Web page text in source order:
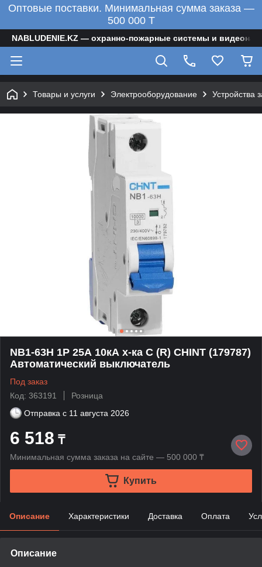
Оптовые поставки. Минимальная сумма заказа —
500 000 T
NABLUDENIE.KZ — охранно-пожарные системы и
Товары и услуги Электрооборудование Устройства
NB1-63H 1P 25А 10кА х-ка C (R) CHINT (179787)
Автоматический выключатель
Под заказ
Код: 363191
Розница
Отправка с 11 августа 2026
6 518 ₸
Минимальная сумма заказа на сайте — 500 000 ₸
Купить
Описание Характеристики Доставка Оплата
Описание